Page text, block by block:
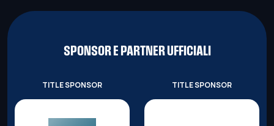
SPONSOR E PARTNER UFFICIALI
TITLE SPONSOR TITLE SPONSOR